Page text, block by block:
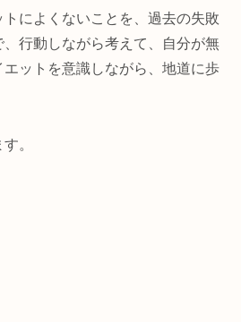
によくないことを、過去の失敗
行動しながら考えて、自分が無
ットを意識しながら、地道に歩
。